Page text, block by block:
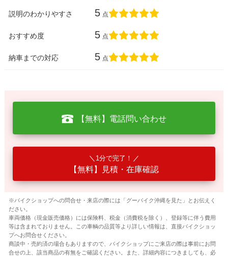
説明のわかりやすさ 5 点
おすすめ度 5 点
納車までの対応 5 点
【無料】電話問い合わせ
1分で完了！
【無料】見積・在庫確認
※バイクショップへの問合せ・来店の際には「グーバイク沖縄を見た」とお伝えく
ださい。
車両価格（現金販売価格）には保険料、税金（消費税を除く）、登録等に伴う費用
等は含まれておりません。この車輌の品質等より詳しい情報は、直接バイクショッ
プへお問合せください。
商談中・売約済の場合もありますので、バイクショップにご来店の際は事前にお問
合せの上、該当商品の有無をご確認ください。また、詳細内容につきましても、必